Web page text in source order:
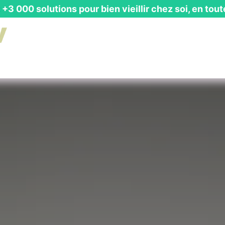
+3 000 solutions pour bien vieillir chez soi, en